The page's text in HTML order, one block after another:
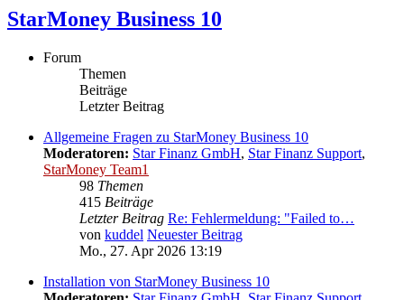
StarMoney Business 10
Forum
Themen
Beiträge
Letzter Beitrag
Allgemeine Fragen zu StarMoney Business 10
Moderatoren: Star Finanz GmbH, Star Finanz Support,
StarMoney Team1
98 Themen
415 Beiträge
Letzter Beitrag Re: Fehlermeldung: "Failed to…
von kuddel Neuester Beitrag
Mo., 27. Apr 2026 13:19
Installation von StarMoney Business 10